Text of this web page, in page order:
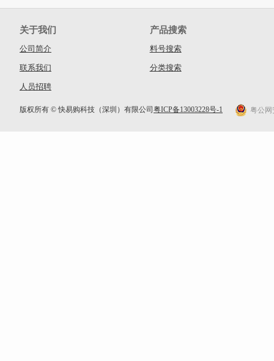
关于我们
公司简介
联系我们
人员招聘
产品搜索
料号搜索
分类搜索
版权所有 © 快易购科技（深圳）有限公司 粤ICP备13003228号-1 粤公网